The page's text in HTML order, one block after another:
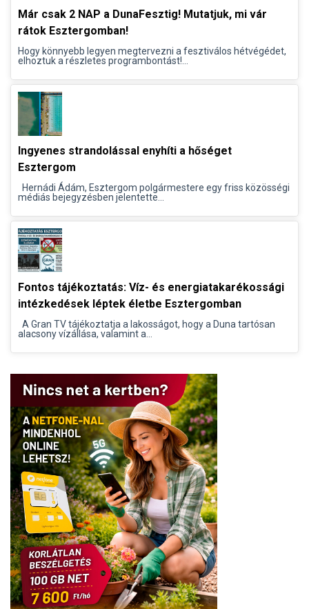
Már csak 2 NAP a DunaFesztig! Mutatjuk, mi vár
rátok Esztergomban!
Hogy könnyebb legyen megtervezni a fesztiválos hétvégédet,
elhoztuk a részletes programbontást!...
Ingyenes strandolással enyhíti a hőséget
Esztergom
Hernádi Ádám, Esztergom polgármestere egy friss közösségi
médiás bejegyzésben jelentette...
Fontos tájékoztatás: Víz- és energiatakarékossági
intézkedések léptek életbe Esztergomban
A Gran TV tájékoztatja a lakosságot, hogy a Duna tartósan
alacsony vízállása, valamint a...